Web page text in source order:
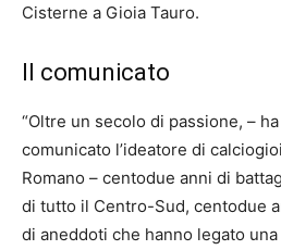
Cisterne a Gioia Tauro.
Il comunicato
“Oltre un secolo di passione, –
comunicato l’ideatore di
Romano – centodue anni di
di tutto il Centro-Sud, centodue
di aneddoti che hanno legato